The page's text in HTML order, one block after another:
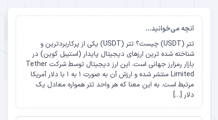
آنچه می‌خوانید...
تتر (USDT) چیست؟ تتر (USDT) یکی از پرکاربردترین و
شناخته شده ترین ارزهای دیجیتال پایدار (استیبل کوین) در
بازار رمزارز جهانی است. این ارز دیجیتال توسط شرکت Tether
Limited منتشر شده و ارزش آن به صورت ۱ به ۱ با دلار آمریکا
مرتبط است. به این معنا که هر واحد تتر همواره معادل یک
دلار […]